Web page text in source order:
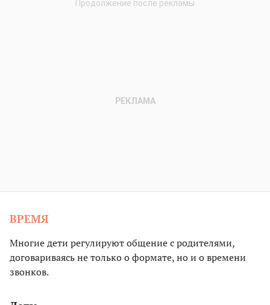
ВРЕМЯ
Многие дети регулируют общение с родителями,
договариваясь не только о формате, но и о времени
звонков.